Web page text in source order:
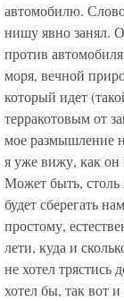
автомобилю.
нишу явно занял.
против
моря, вечной
который идет
терракотовым от
мое размышление
я уже вижу, как он
Может быть, столь
будет сберегать
простому,
лети, куда и
не хотел
хотел бы, так вот